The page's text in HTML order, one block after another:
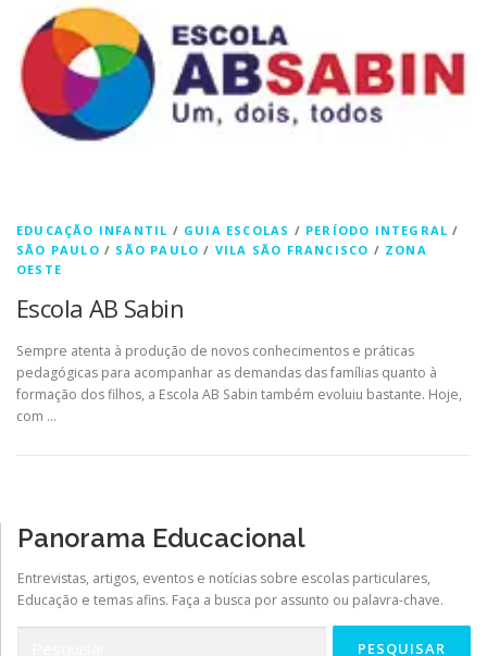
EDUCAÇÃO INFANTIL / GUIA ESCOLAS / PERÍODO INTEGRAL /
SÃO PAULO / SÃO PAULO / VILA SÃO FRANCISCO / ZONA
OESTE
Escola AB Sabin
Sempre atenta à produção de novos conhecimentos e práticas
pedagógicas para acompanhar as demandas das famílias quanto à
formação dos filhos, a Escola AB Sabin também evoluiu bastante. Hoje,
com …
Panorama Educacional
Entrevistas, artigos, eventos e notícias sobre escolas particulares,
Educação e temas afins. Faça a busca por assunto ou palavra-chave.